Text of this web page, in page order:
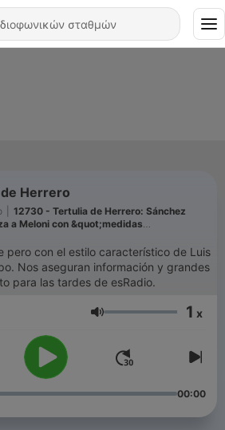
de Herrero
12730 - Tertulia de Herrero: Sánchez
a Meloni con &quot;medidas
pero con el estilo característico de Luis
Nos aseguran información y grandes
para las tardes de esRadio.
Ένταση 1 x
00:00